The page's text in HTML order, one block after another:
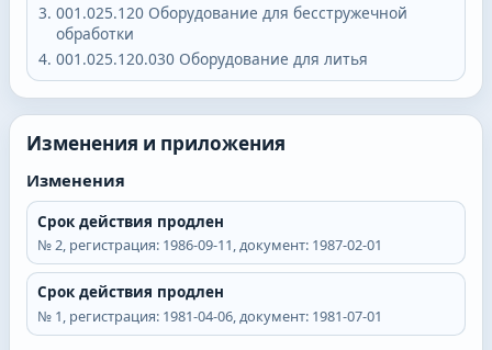
001.025.120 Оборудование для бесстружечной
обработки
001.025.120.030 Оборудование для литья
Изменения и приложения
Изменения
Срок действия продлен
№2, регистрация: 1986-09-11, документ: 1987-02-01
Срок действия продлен
№ 1, регистрация: 1981-04-06, документ: 1981-07-01